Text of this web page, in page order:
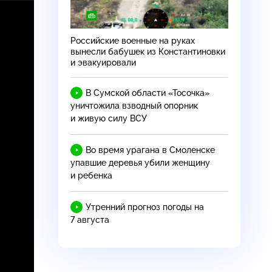
Российские военные на руках
вынесли бабушек из Константиновки
и эвакуировали
В Сумской области «Тосочка»
уничтожила взводный опорник
и живую силу ВСУ
Во время урагана в Смоленске
упавшие деревья убили женщину
и ребенка
Утренний прогноз погоды на
7 августа